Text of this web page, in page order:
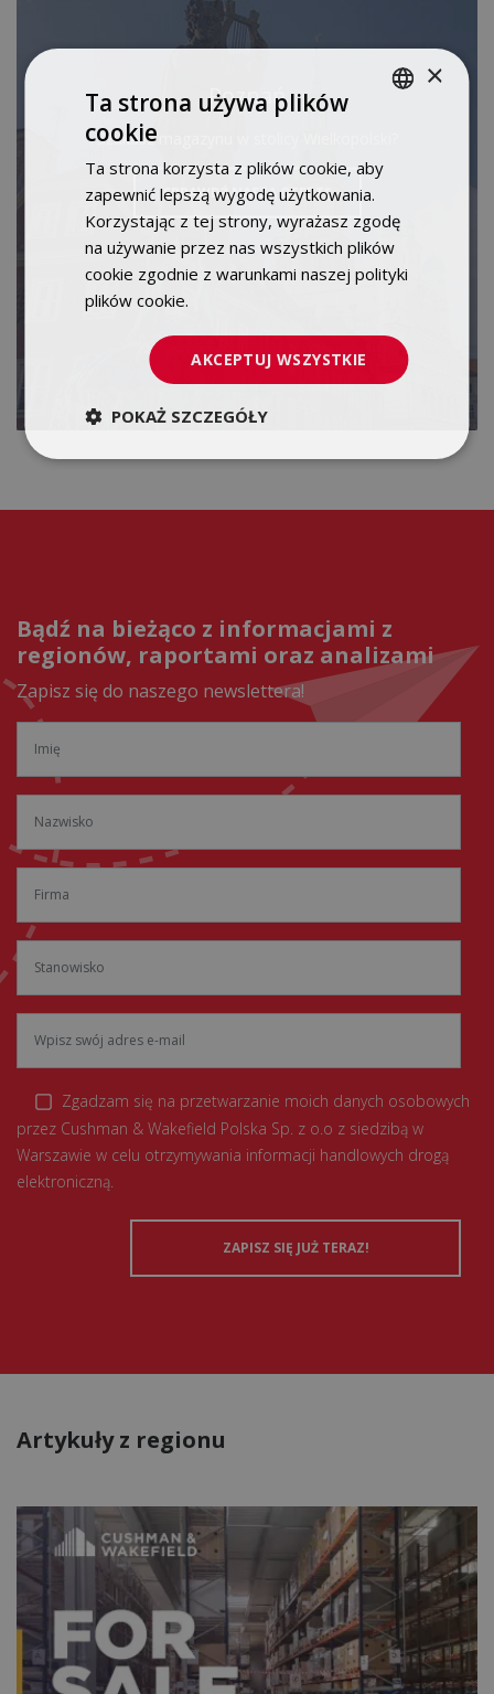
Poznań
Szukasz magazynu w stolicy Wielkopolski?
SPRAWDŹ NASZĄ OFERTĘ
Bądź na bieżąco z informacjami z
regionów, raportami oraz analizami
Zapisz się do naszego newslettera!
Zgadzam się na przetwarzanie moich danych osobowych
przez Cushman & Wakefield Polska Sp. z o.o z siedzibą w
Warszawie w celu otrzymywania informacji handlowych drogą
elektroniczną.
Artykuły z regionu
ENGLISH
×
Ta strona używa plików
cookie
Ta strona korzysta z plików cookie, aby
zapewnić lepszą wygodę użytkowania.
Korzystając z tej strony, wyrażasz zgodę
na używanie przez nas wszystkich plików
cookie zgodnie z warunkami naszej polityki
plików cookie.
AKCEPTUJ WSZYSTKIE
POKAŻ SZCZEGÓŁY